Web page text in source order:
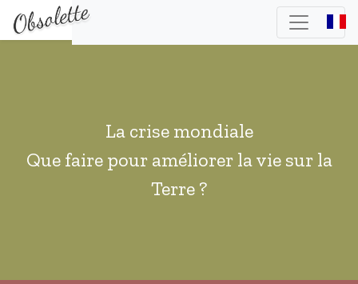
La crise mondiale
Que faire pour améliorer la vie sur la
Terre ?